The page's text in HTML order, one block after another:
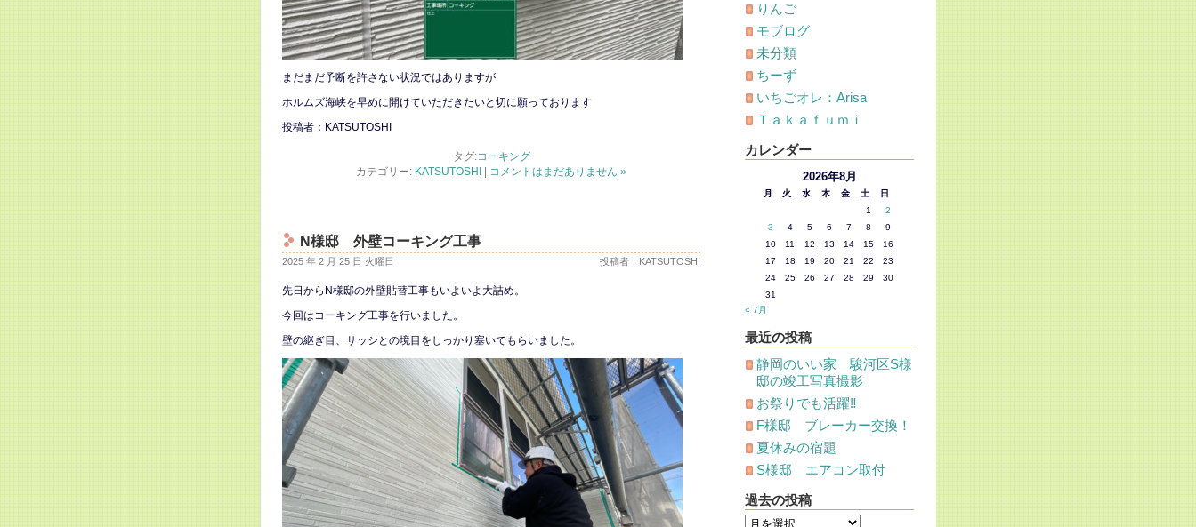
まだまだ予断を許さない状況ではありますが
ホルムズ海峡を早めに開けていただきたいと切に願っております
投稿者：KATSUTOSHI
タグ:コーキング
カテゴリー: KATSUTOSHI コメントはまだありません »
N様邸 外壁コーキング工事
2025 年 2 月 25 日 火曜日 投稿者：KATSUTOSHI
先日からN様邸の外壁貼替工事もいよいよ大詰め。
今回はコーキング工事を行いました。
壁の継ぎ目、サッシとの境目をしっかり塞いでもらいました。
りんご
モブログ
未分類
ちーず
いちごオレ：Arisa
Ｔａｋａｆｕｍｉ
カレンダー
2026年8月
月 火 水 木 金 土
日
1
2
3
4 5 6 7 8
9
10
11 12 13 14 15
16
17
18 19 20 21 22
23
24
25 26 27 28 29
30
31
« 7月
最近の投稿
静岡のいい家 駿河区S様
邸の竣工写真撮影
お祭りでも活躍‼
F様邸 ブレーカー交換！
夏休みの宿題
S様邸 エアコン取付
過去の投稿
過